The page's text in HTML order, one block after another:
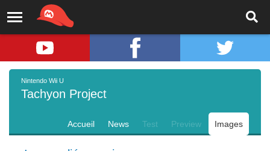
Nintendo Wii U
Tachyon Project
Accueil News Test Preview Images